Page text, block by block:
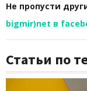
Не пропусти
bigmir)net в
Статьи по